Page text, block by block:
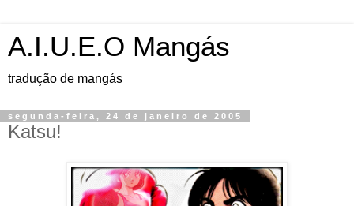
A.I.U.E.O Mangás
tradução de mangás
segunda-feira, 24 de janeiro de 2005
Katsu!